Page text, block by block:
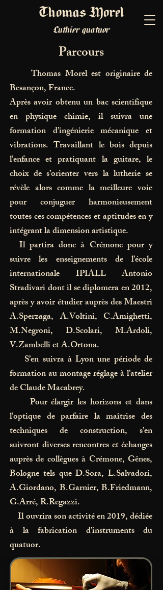
Thomas Morel
Luthier quatuor
Parcours
Thomas Morel est originaire de
Besançon, France.
Après avoir obtenu un bac scientifique
en physique chimie, il suivra une
formation d’ingénierie mécanique et
vibrations. Travaillant le bois depuis
l’enfance et pratiquant la guitare, le
choix de s’orienter vers la lutherie se
révèle alors comme la meilleure voie
pour conjuguer harmonieusement
toutes ces compétences et aptitudes en y
intégrant la dimension artistique.
Il partira donc à Crémone pour y
suivre les enseignements de l’école
internationale IPIALL Antonio
Stradivari dont il se diplomera en 2012,
après y avoir étudier auprès des Maestri
A.Sperzaga, A.Voltini, C.Amighetti,
M.Negroni, D.Scolari, M.Ardoli,
V.Zambelli et A.Ortona.
S’en suivra à Lyon une période de
formation au montage réglage à l’atelier
de Claude Macabrey.
Pour élargir les horizons et dans
l’optique de parfaire la maîtrise des
techniques de construction, s’en
suivront diverses rencontres et échanges
auprès de collègues à Crémone, Gênes,
Bologne tels que D.Sora, L.Salvadori,
A.Giordano, B.Garnier, B.Friedmann,
G.Arré, R.Regazzi.
Il ouvrira son activité en 2019, dédiée
à la fabrication d’instruments du
quatuor.